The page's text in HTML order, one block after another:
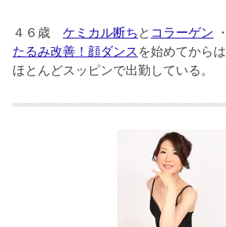
４６歳 ケミカル断ち と コラーゲン ・
たるみ改善！顔ダンス を始めてからは
ほとんどスッピンで出勤している。